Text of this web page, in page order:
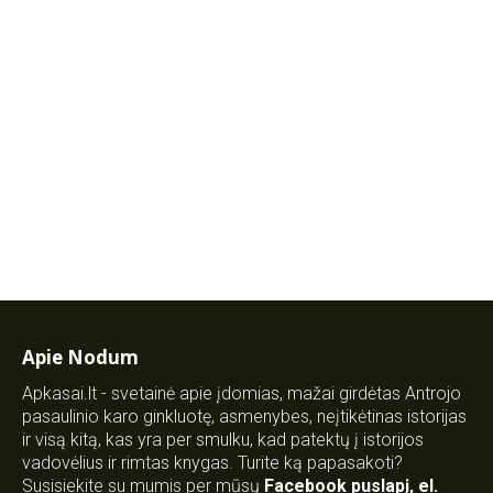
Apie Nodum
Apkasai.lt - svetainė apie įdomias, mažai girdėtas Antrojo
pasaulinio karo ginkluotę, asmenybes, neįtikėtinas istorijas
ir visą kitą, kas yra per smulku, kad patektų į istorijos
vadovėlius ir rimtas knygas. Turite ką papasakoti?
Susisiekite su mumis per mūsų Facebook puslapį, el.